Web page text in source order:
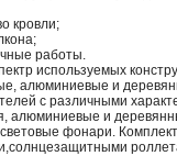
кровли;
работы.
используемых
алюминиевые и
с различными
алюминиевые и
фонари.